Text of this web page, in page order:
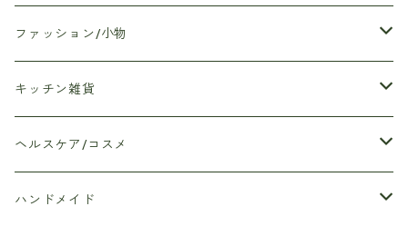
クエン酸サプリメント
Anjelica和漢ドリンク
Anjelica Wam（アンジェリカウォム）
ダイエットのみかた
ファッション/小物
エコバッグ
ハンカチ
ポーチ
キッチン雑貨
マイボトル/水筒
プレイスマット
ヘルスケア/コスメ
入浴剤
ハンドメイド